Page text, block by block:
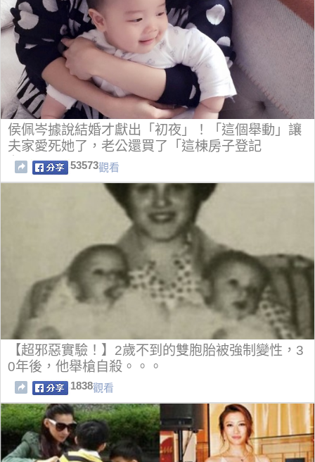
侯佩岑據說結婚才獻出「初夜」！「這個舉動」讓
夫家愛死她了，老公還買了「這棟房子登記
在...」！
53573觀看
【超邪惡實驗！】2歲不到的雙胞胎被強制變性，3
0年後，他舉槍自殺。。。
1838觀看